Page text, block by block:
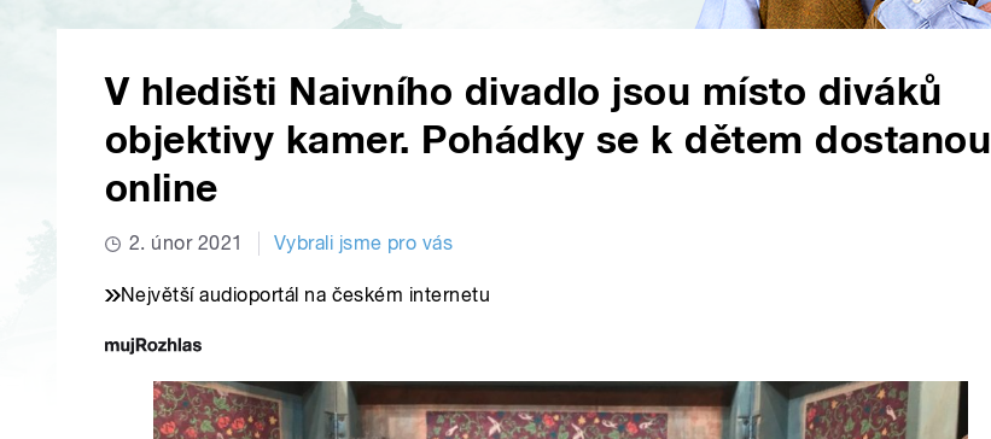
V hledišti Naivního divadlo jsou místo diváků
objektivy kamer. Pohádky se k dětem dostanou
online
2. únor 2021 Vybrali jsme pro vás
Největší audioportál na českém internetu